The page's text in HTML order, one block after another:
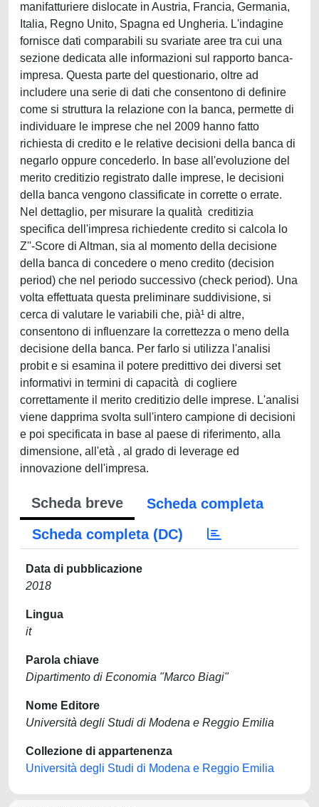
manifatturiere dislocate in Austria, Francia, Germania,
Italia, Regno Unito, Spagna ed Ungheria. L'indagine
fornisce dati comparabili su svariate aree tra cui una
sezione dedicata alle informazioni sul rapporto banca-
impresa. Questa parte del questionario, oltre ad
includere una serie di dati che consentono di definire
come si struttura la relazione con la banca, permette di
individuare le imprese che nel 2009 hanno fatto
richiesta di credito e le relative decisioni della banca di
negarlo oppure concederlo. In base all'evoluzione del
merito creditizio registrato dalle imprese, le decisioni
della banca vengono classificate in corrette o errate.
Nel dettaglio, per misurare la qualità creditizia
specifica dell'impresa richiedente credito si calcola lo
Z''-Score di Altman, sia al momento della decisione
della banca di concedere o meno credito (decision
period) che nel periodo successivo (check period). Una
volta effettuata questa preliminare suddivisione, si
cerca di valutare le variabili che, pià¹ di altre,
consentono di influenzare la correttezza o meno della
decisione della banca. Per farlo si utilizza l'analisi
probit e si esamina il potere predittivo dei diversi set
informativi in termini di capacità di cogliere
correttamente il merito creditizio delle imprese. L'analisi
viene dapprima svolta sull'intero campione di decisioni
e poi specificata in base al paese di riferimento, alla
dimensione, all'età , al grado di leverage ed
innovazione dell'impresa.
Scheda breve
Scheda completa
Scheda completa (DC)
Data di pubblicazione
2018
Lingua
it
Parola chiave
Dipartimento di Economia "Marco Biagi"
Nome Editore
Università degli Studi di Modena e Reggio Emilia
Collezione di appartenenza
Università degli Studi di Modena e Reggio Emilia